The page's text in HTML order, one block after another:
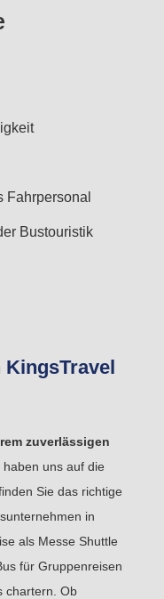
KingsTravel
zuverlässigen
haben uns auf die
Sie das richtige
in
als Messe Shuttle
für Gruppenreisen
chartern. Ob
Fahrpersonal
Bustouristik